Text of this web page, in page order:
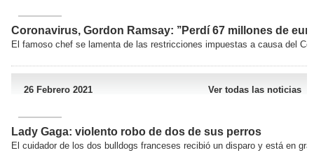
Coronavirus, Gordon Ramsay: ’’Perdí 67 millones de
El famoso chef se lamenta de las restricciones impuestas a causa del
26 Febrero 2021 Ver todas las noticias
Lady Gaga: violento robo de dos de sus perros
El cuidador de los dos bulldogs franceses recibió un disparo y está en